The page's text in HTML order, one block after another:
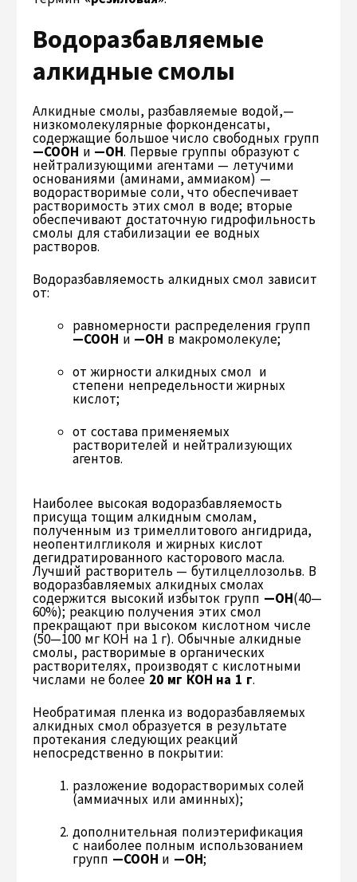
Водоразбавляемые
алкидные смолы
Алкидные смолы, разбавляемые водой,—
низкомолекулярные форконденсаты,
содержащие большое число свободных групп
—СООН и —ОН. Первые группы образуют с
нейтрализующими агентами — летучими
основаниями (аминами, аммиаком) —
водорастворимые соли, что обеспечивает
растворимость этих смол в воде; вторые
обеспечивают достаточную гидрофильность
смолы для стабилизации ее водных
растворов.
Водоразбавляемость алкидных смол зависит
от:
равномерности распределения групп
—СООН и —ОН в макромолекуле;
от жирности алкидных смол и
степени непредельности жирных
кислот;
от состава применяемых
растворителей и нейтрализующих
агентов.
Наиболее высокая водоразбавляемость
присуща тощим алкидным смолам,
полученным из тримеллитового ангидрида,
неопентилгликоля и жирных кислот
дегидратированного касторового масла.
Лучший растворитель — бутилцеллозольв. В
водоразбавляемых алкидных смолах
содержится высокий избыток групп —ОН(40—
60%); реакцию получения этих смол
прекращают при высоком кислотном числе
(50—100 мг КОН на 1 г). Обычные алкидные
смолы, растворимые в органических
растворителях, производят с кислотными
числами не более 20 мг КОН на 1 г.
Необратимая пленка из водоразбавляемых
алкидных смол образуется в результате
протекания следующих реакций
непосредственно в покрытии:
разложение водорастворимых солей
(аммиачных или аминных);
дополнительная полиэтерификация
с наиболее полным использованием
групп —СООН и —ОН;